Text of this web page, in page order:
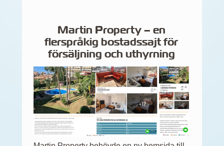
Martin Property – en
flerspråkig bostadssajt för
försäljning och uthyrning